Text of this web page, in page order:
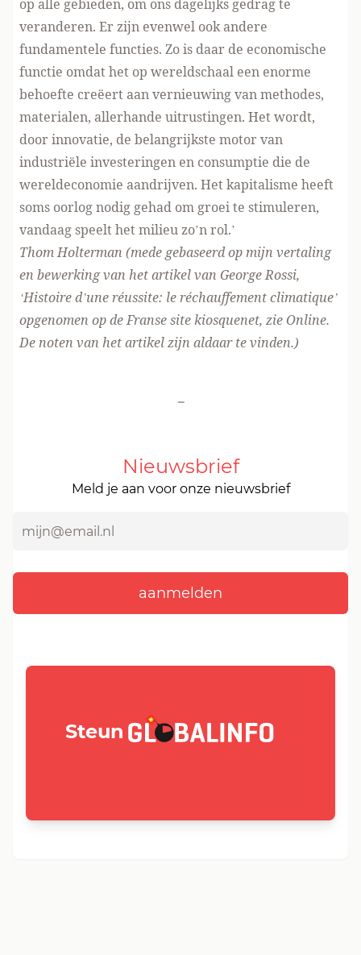
op alle gebieden, om ons dagelijks gedrag te
veranderen. Er zijn evenwel ook andere
fundamentele functies. Zo is daar de economische
functie omdat het op wereldschaal een enorme
behoefte creëert aan vernieuwing van methodes,
materialen, allerhande uitrustingen. Het wordt,
door innovatie, de belangrijkste motor van
industriële investeringen en consumptie die de
wereldeconomie aandrijven. Het kapitalisme heeft
soms oorlog nodig gehad om groei te stimuleren,
vandaag speelt het milieu zo’n rol.’
Thom Holterman (mede gebaseerd op mijn vertaling
en bewerking van het artikel van George Rossi,
‘Histoire d’une réussite: le réchauffement climatique’
opgenomen op de Franse site kiosquenet, zie Online.
De noten van het artikel zijn aldaar te vinden.)
-
Nieuwsbrief
Meld je aan voor onze nieuwsbrief
Steun GLOBALINFO.nl